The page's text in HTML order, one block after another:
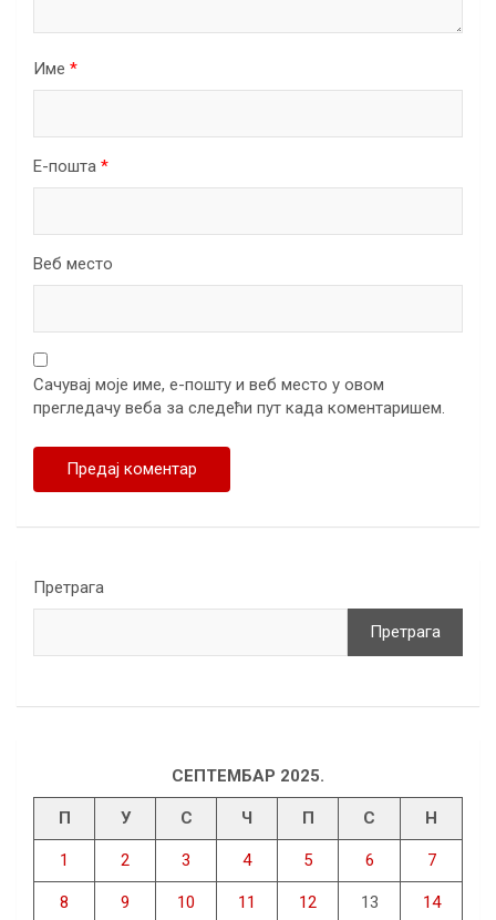
Име *
Е-пошта *
Веб место
Сачувај моје име, е-пошту и веб место у овом
прегледачу веба за следећи пут када коментаришем.
Претрага
Претрага
СЕПТЕМБАР 2025.
П У С Ч П С Н
1 2 3 4 5 6 7
8 9 10 11 12 13 14